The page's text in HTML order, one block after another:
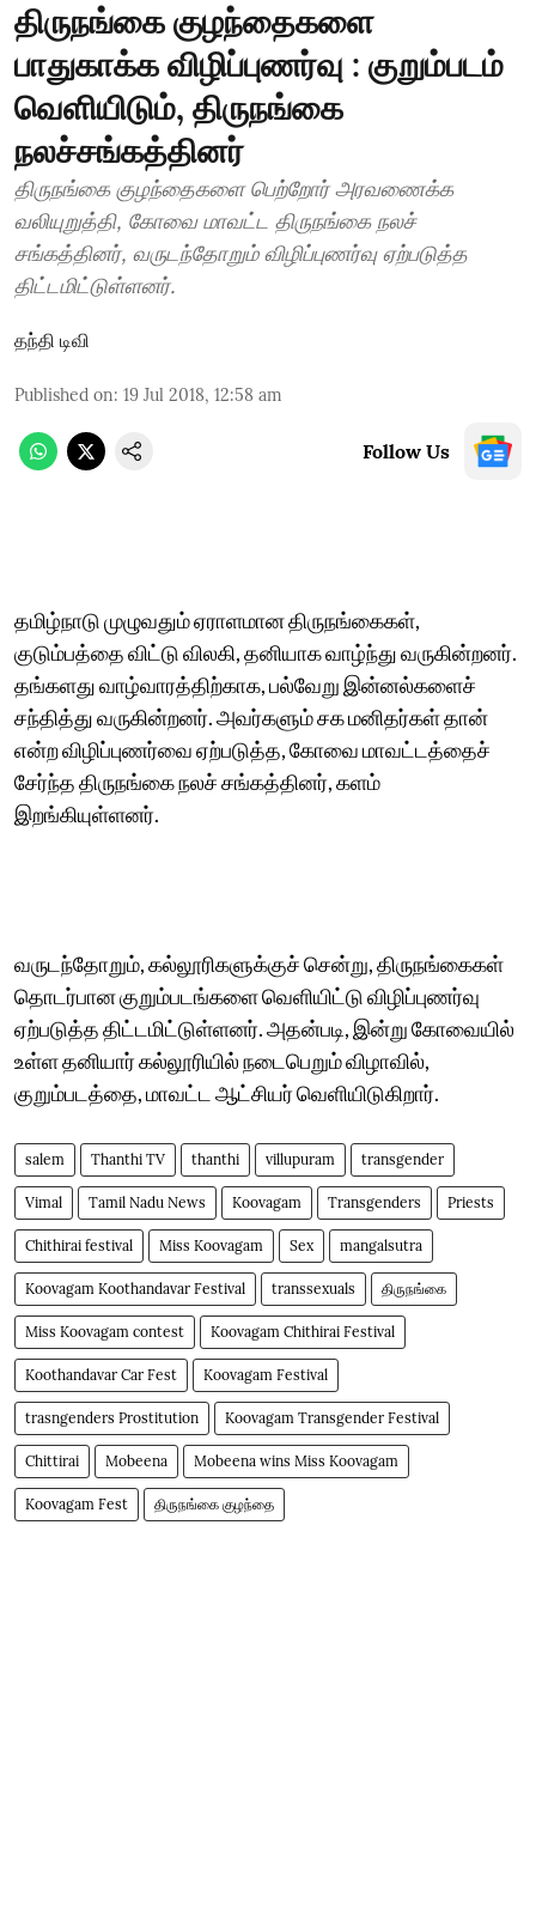
திருநங்கை குழந்தைகளை
பாதுகாக்க விழிப்புணர்வு : குறும்படம்
வெளியிடும், திருநங்கை
நலச்சங்கத்தினர்
திருநங்கை குழந்தைகளை பெற்றோர் அரவணைக்க
வலியுறுத்தி, கோவை மாவட்ட திருநங்கை நலச்
சங்கத்தினர், வருடந்தோறும் விழிப்புணர்வு ஏற்படுத்த
திட்டமிட்டுள்ளனர்.
தந்தி டிவி
Published on: 19 Jul 2018, 12:58 am
Follow Us
தமிழ்நாடு முழுவதும் ஏராளமான திருநங்கைகள்,
குடும்பத்தை விட்டு விலகி, தனியாக வாழ்ந்து வருகின்றனர்.
தங்களது வாழ்வாரத்திற்காக, பல்வேறு இன்னல்களைச்
சந்தித்து வருகின்றனர். அவர்களும் சக மனிதர்கள் தான்
என்ற விழிப்புணர்வை ஏற்படுத்த, கோவை மாவட்டத்தைச்
சேர்ந்த திருநங்கை நலச் சங்கத்தினர், களம்
இறங்கியுள்ளனர்.
வருடந்தோறும், கல்லூரிகளுக்குச் சென்று, திருநங்கைகள்
தொடர்பான குறும்படங்களை வெளியிட்டு விழிப்புணர்வு
ஏற்படுத்த திட்டமிட்டுள்ளனர். அதன்படி, இன்று கோவையில்
உள்ள தனியார் கல்லூரியில் நடைபெறும் விழாவில்,
குறும்படத்தை, மாவட்ட ஆட்சியர் வெளியிடுகிறார்.
salem Thanthi TV thanthi villupuram transgender
Vimal Tamil Nadu News Koovagam Transgenders Priests
Chithirai festival Miss Koovagam Sex mangalsutra
Koovagam Koothandavar Festival transsexuals திருநங்கை
Miss Koovagam contest Koovagam Chithirai Festival
Koothandavar Car Fest Koovagam Festival
trasngenders Prostitution Koovagam Transgender Festival
Chittirai Mobeena Mobeena wins Miss Koovagam
Koovagam Fest திருநங்கை குழந்தை